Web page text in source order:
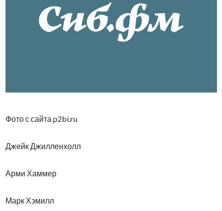
Фото с сайта p2bi.ru
Джейк Джилленхолл
Арми Хаммер
Марк Хэмилл